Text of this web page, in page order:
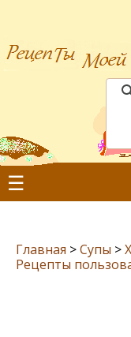
☰
Главная >Супы >
Рецепты